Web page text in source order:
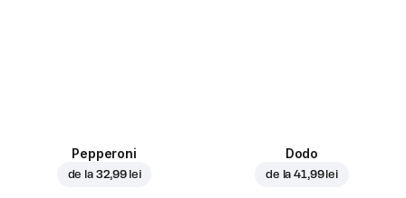
Pepperoni
de la 32,99 lei
Dodo
de la41,99 lei